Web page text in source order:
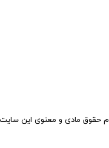
حقوق مادی و معنوی این